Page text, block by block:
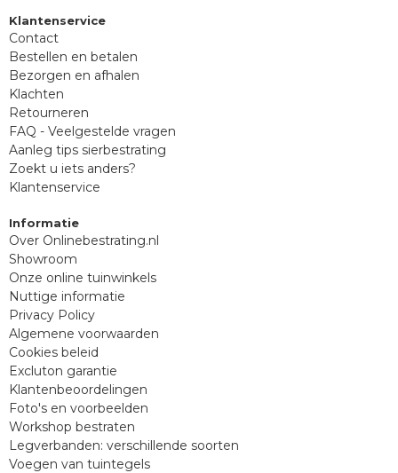
Klantenservice
Contact
Bestellen en betalen
Bezorgen en afhalen
Klachten
Retourneren
FAQ - Veelgestelde vragen
Aanleg tips sierbestrating
Zoekt u iets anders?
Klantenservice
Informatie
Over Onlinebestrating.nl
Showroom
Onze online tuinwinkels
Nuttige informatie
Privacy Policy
Algemene voorwaarden
Cookies beleid
Excluton garantie
Klantenbeoordelingen
Foto's en voorbeelden
Workshop bestraten
Legverbanden: verschillende soorten
Voegen van tuintegels